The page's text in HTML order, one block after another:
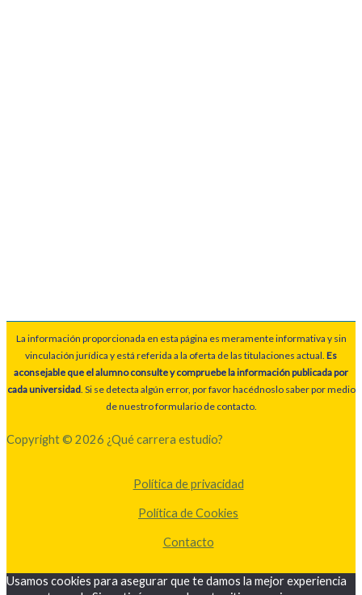
La información proporcionada en esta página es meramente informativa y sin
vinculación jurídica y está referida a la oferta de las titulaciones actual. Es
aconsejable que el alumno consulte y compruebe la información publicada por
cada universidad. Si se detecta algún error, por favor hacédnoslo saber por medio
de nuestro formulario de contacto.
Copyright © 2026 ¿Qué carrera estudio?
Política de privacidad
Política de Cookies
Contacto
Usamos cookies para asegurar que te damos la mejor experiencia